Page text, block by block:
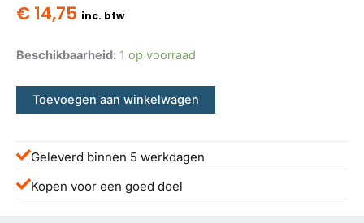
€ 14,75 inc. btw
Beschikbaarheid: 1 op voorraad
Toevoegen aan winkelwagen
Geleverd binnen 5 werkdagen
Kopen voor een goed doel